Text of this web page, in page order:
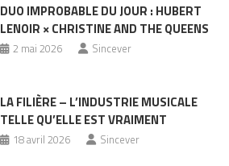
DUO IMPROBABLE DU JOUR : HUBERT
LENOIR × CHRISTINE AND THE QUEENS
2 mai 2026 Sincever
LA FILIÈRE – L’INDUSTRIE MUSICALE
TELLE QU’ELLE EST VRAIMENT
18 avril 2026 Sincever